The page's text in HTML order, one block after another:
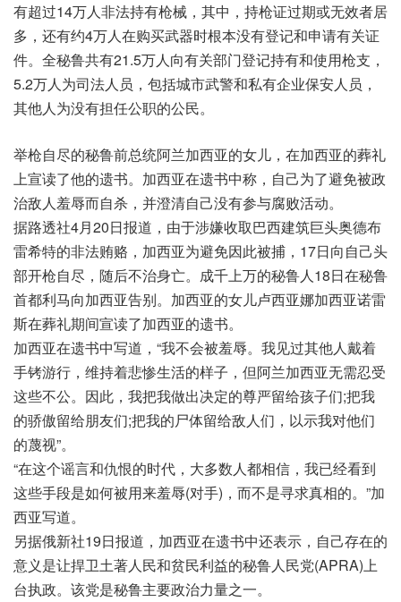
有超过14万人非法持有枪械，其中，持枪证过期或无效者居
多，还有约4万人在购买武器时根本没有登记和申请有关证
件。全秘鲁共有21.5万人向有关部门登记持有和使用枪支，
5.2万人为司法人员，包括城市武警和私有企业保安人员，
其他人为没有担任公职的公民。
举枪自尽的秘鲁前总统阿兰加西亚的女儿，在加西亚的葬礼
上宣读了他的遗书。加西亚在遗书中称，自己为了避免被政
治敌人羞辱而自杀，并澄清自己没有参与腐败活动。
据路透社4月20日报道，由于涉嫌收取巴西建筑巨头奥德布
雷希特的非法贿赂，加西亚为避免因此被捕，17日向自己头
部开枪自尽，随后不治身亡。成千上万的秘鲁人18日在秘鲁
首都利马向加西亚告别。加西亚的女儿卢西亚娜加西亚诺雷
斯在葬礼期间宣读了加西亚的遗书。
加西亚在遗书中写道，“我不会被羞辱。我见过其他人戴着
手铐游行，维持着悲惨生活的样子，但阿兰加西亚无需忍受
这些不公。因此，我把我做出决定的尊严留给孩子们;把我
的骄傲留给朋友们;把我的尸体留给敌人们，以示我对他们
的蔑视”。
“在这个谣言和仇恨的时代，大多数人都相信，我已经看到
这些手段是如何被用来羞辱(对手)，而不是寻求真相的。”加
西亚写道。
另据俄新社19日报道，加西亚在遗书中还表示，自己存在的
意义是让捍卫土著人民和贫民利益的秘鲁人民党(APRA)上
台执政。该党是秘鲁主要政治力量之一。